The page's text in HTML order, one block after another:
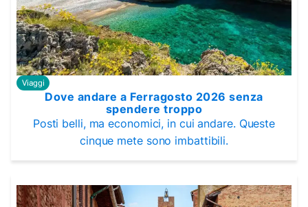
Viaggi
Dove andare a Ferragosto 2026 senza
spendere troppo
Posti belli, ma economici, in cui andare. Queste
cinque mete sono imbattibili.